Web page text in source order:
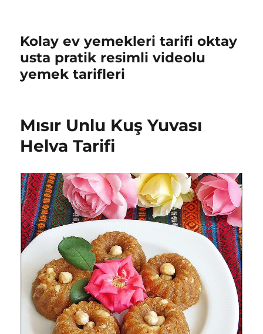
Kolay ev yemekleri tarifi oktay
usta pratik resimli videolu
yemek tarifleri
Mısır Unlu Kuş Yuvası
Helva Tarifi